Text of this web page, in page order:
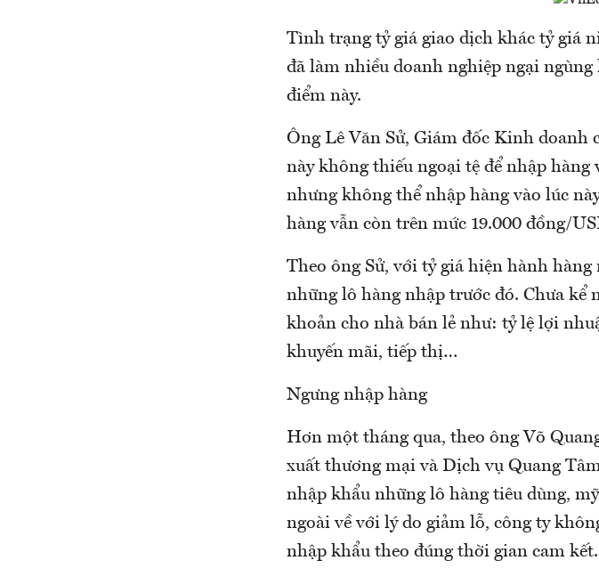
Tình trạng tỷ giá giao dịch khác tỷ giá
đã làm nhiều doanh nghiệp ngại
điểm này.
Ông Lê Văn Sử, Giám đốc Kinh doanh
này không thiếu ngoại tệ để nhập
nhưng không thể nhập hàng vào lúc
hàng vẫn còn trên mức 19.000 đồng/
Theo ông Sử, với tỷ giá hiện hành
những lô hàng nhập trước đó. Chưa
khoản cho nhà bán lẻ như: tỷ lệ lợi
khuyến mãi, tiếp thị…
Ngưng nhập hàng
Hơn một tháng qua, theo ông Võ
xuất thương mại và Dịch vụ Quang
nhập khẩu những lô hàng tiêu dùng,
ngoài về với lý do giảm lỗ, công ty
nhập khẩu theo đúng thời gian cam kết.